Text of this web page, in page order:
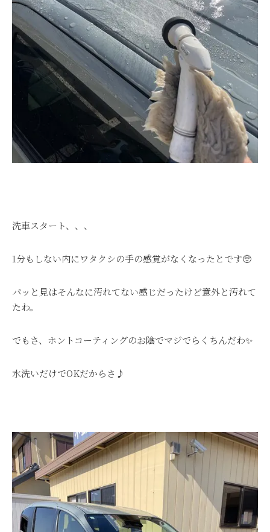
洗車スタート、、、
1分もしない内にワタクシの手の感覚がなくなったとです🥺
パッと見はそんなに汚れてない感じだったけど意外と汚れて
たわ。
でもさ、ホントコーティングのお陰でマジでらくちんだわ✨
水洗いだけでOKだからさ♪